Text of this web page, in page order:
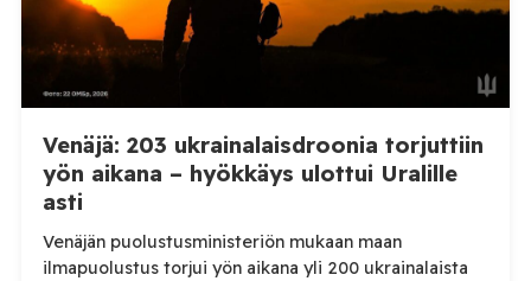
Venäjä: 203 ukrainalaisdroonia torjuttiin
yön aikana – hyökkäys ulottui Uralille
asti
Venäjän puolustusministeriön mukaan maan
ilmapuolustus torjui yön aikana yli 200 ukrainalaista